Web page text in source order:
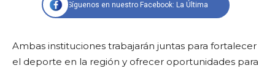
Síguenos en nuestro Facebook: La Última
Ambas instituciones trabajarán juntas para fortalecer
el deporte en la región y ofrecer oportunidades para